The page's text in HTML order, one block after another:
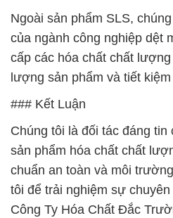
Ngoài sản phẩm SLS,
của ngành công nghiệp dệt
cấp các hóa chất chất
lượng sản phẩm và tiết
### Kết Luận
Chúng tôi là đối tác đáng tin
sản phẩm hóa chất chất
chuẩn an toàn và môi
tôi để trải nghiệm sự
Công Ty Hóa Chất Đắc